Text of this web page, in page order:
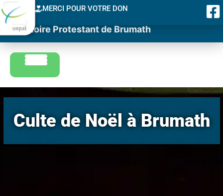
MERCI POUR VOTRE DON
Consistoire Protestant de Brumath
Culte de Noël à Brumath